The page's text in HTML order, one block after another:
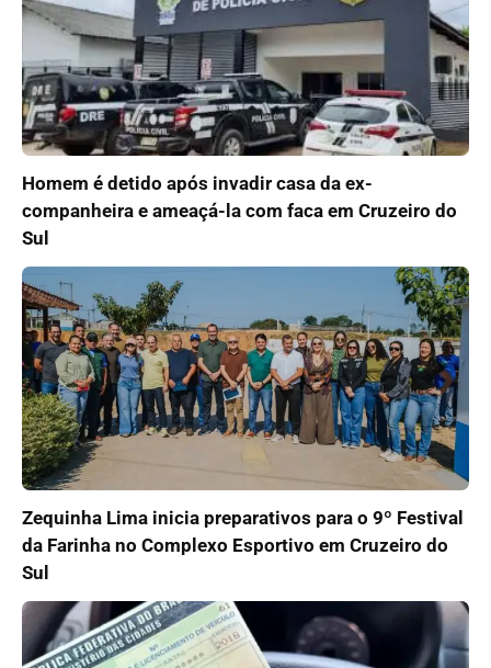
Homem é detido após invadir casa da ex-
companheira e ameaçá-la com faca em Cruzeiro do
Sul
Zequinha Lima inicia preparativos para o 9º Festival
da Farinha no Complexo Esportivo em Cruzeiro do
Sul